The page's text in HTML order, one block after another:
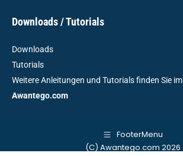
Downloads / Tutorials
Downloads
Tutorials
Weitere Anleitungen und Tutorials finden Sie im
Awantego.com
FooterMenu
(C) Awantego.com 2026